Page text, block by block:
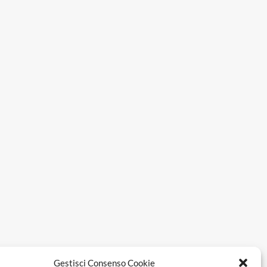
Gestisci Consenso Cookie